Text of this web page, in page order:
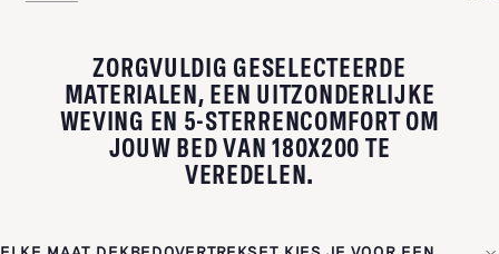
ZORGVULDIG GESELECTEERDE
MATERIALEN, EEN UITZONDERLIJKE
WEVING EN 5-STERRENCOMFORT OM
JOUW BED VAN 180X200 TE
VEREDELEN.